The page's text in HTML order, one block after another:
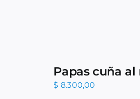
Papas cuña
$ 8.300,00